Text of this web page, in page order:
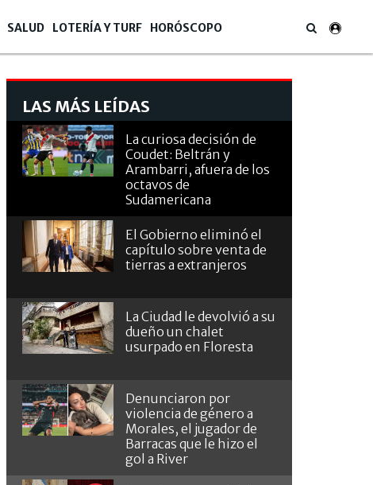
SALUD LOTERÍA Y TURF HORÓSCOPO
LAS MÁS LEÍDAS
La curiosa decisión de
Coudet: Beltrán y
Arambarri, afuera de los
octavos de
Sudamericana
El Gobierno eliminó el
capítulo sobre venta de
tierras a extranjeros
La Ciudad le devolvió a su
dueño un chalet
usurpado en Floresta
Denunciaron por
violencia de género a
Morales, el jugador de
Barracas que le hizo el
gol a River